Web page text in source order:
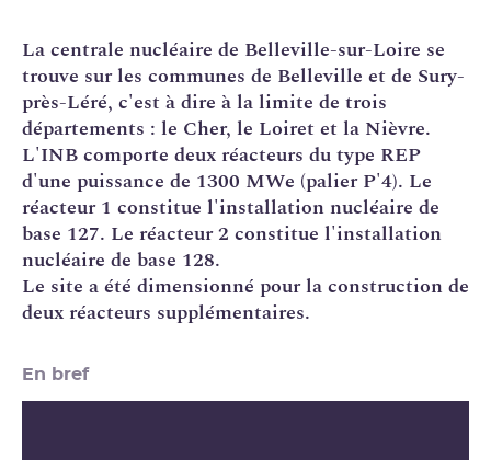
Lacentrale nucléaire de Belleville-sur-Loire se
trouve sur les communes de Belleville et de Sury-
près-Léré, c'est à dire à la limite de trois
départements : le Cher, le Loiret et la Nièvre.
L'INBcomporte deux réacteurs du type REP
d'une puissance de 1300 MWe (palier P'4). Le
réacteur 1 constitue l'installation nucléaire de
base 127. Le réacteur 2 constitue l'installation
nucléaire de base 128.
Le site a été dimensionné pour la construction de
deux réacteurs supplémentaires.
En bref